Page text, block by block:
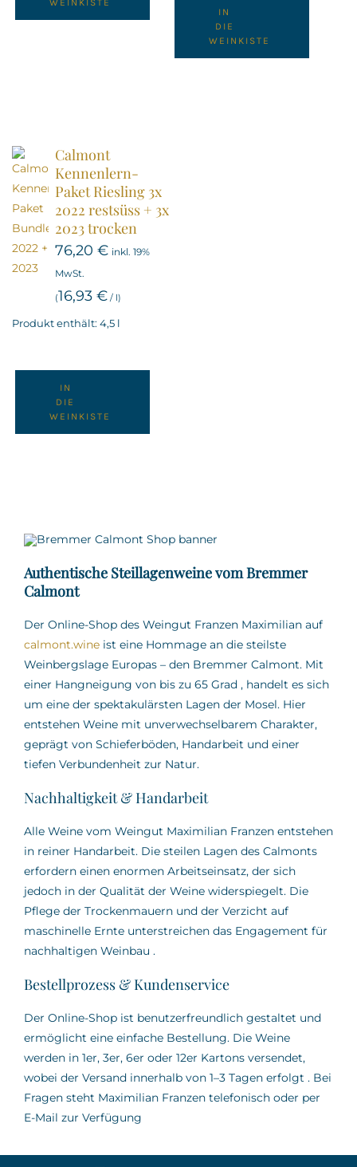
WEINKISTE
IN
DIE
WEINKISTE
Calmont
Kennenlern-
Paket Riesling 3x
2022 restsüss + 3x
2023 trocken
76,20 € inkl. 19%
MwSt.
(16,93 €/ l)
Produkt enthält: 4,5 l
IN
DIE
WEINKISTE
Authentische Steillagenweine vom Bremmer
Calmont
Der Online-Shop des Weingut Franzen Maximilian auf
calmont.wineist eine Hommage an die steilste
Weinbergslage Europas – den Bremmer Calmont. Mit
einer Hangneigung von bis zu 65 Grad, handelt es sich
um eine der spektakulärsten Lagen der Mosel. Hier
entstehen Weine mit unverwechselbarem Charakter,
geprägt von Schieferböden, Handarbeit und einer
tiefen Verbundenheit zur Natur.
Nachhaltigkeit & Handarbeit
Alle Weine vom Weingut Maximilian Franzen entstehen
in reiner Handarbeit. Die steilen Lagen des Calmonts
erfordern einen enormen Arbeitseinsatz, der sich
jedoch in der Qualität der Weine widerspiegelt. Die
Pflege der Trockenmauern und der Verzicht auf
maschinelle Ernte unterstreichen das Engagement für
nachhaltigen Weinbau .
Bestellprozess & Kundenservice
Der Online-Shop ist benutzerfreundlich gestaltet und
ermöglicht eine einfache Bestellung. Die Weine
werden in 1er, 3er, 6er oder 12er Kartons versendet,
wobei der Versand innerhalb von 1–3 Tagen erfolgt . Bei
Fragen steht Maximilian Franzen telefonisch oder per
E-Mail zur Verfügung